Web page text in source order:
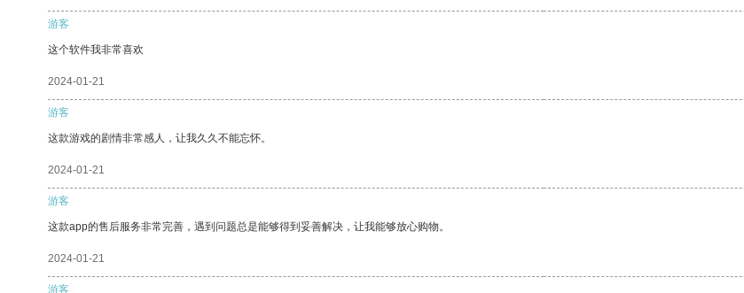
游客
这个软件我非常喜欢
2024-01-21
游客
这款游戏的剧情非常感人，让我久久不能忘怀。
2024-01-21
游客
这款app的售后服务非常完善，遇到问题总是能够得到妥善解决，让我能够放心购物。
2024-01-21
游客